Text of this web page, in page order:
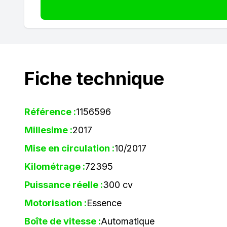
Fiche technique
Référence :1156596
Millesime :2017
Mise en circulation :10/2017
Kilométrage :72395
Puissance réelle :300 cv
Motorisation :Essence
Boîte de vitesse :Automatique